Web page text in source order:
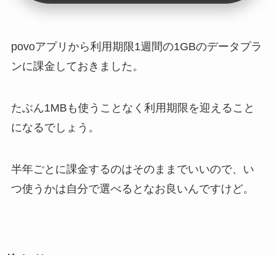
povoアプリから利用期限1週間の1GBのデータプラ
ンに課金しておきました。
たぶん1MBも使うことなく利用期限を迎えること
になるでしょう。
半年ごとに課金するのはそのままでいいので、い
つ使うかは自分で選べるとなお良いんですけど。